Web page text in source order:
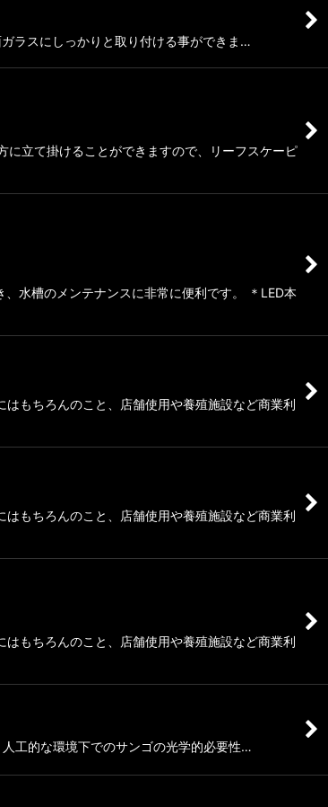
ラスにしっかりと取り付ける事ができま…
に立て掛けることができますので、リーフスケーピ
水槽のメンテナンスに非常に便利です。 ＊LED本
もちろんのこと、店舗使用や養殖施設など商業利
もちろんのこと、店舗使用や養殖施設など商業利
もちろんのこと、店舗使用や養殖施設など商業利
工的な環境下でのサンゴの光学的必要性…